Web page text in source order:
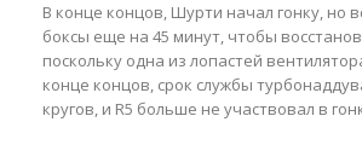
В конце концов, Шурти начал гонку, но
боксы еще на 45 минут, чтобы
поскольку одна из лопастей
конце концов, срок службы
кругов, и R5 больше не участвовал в